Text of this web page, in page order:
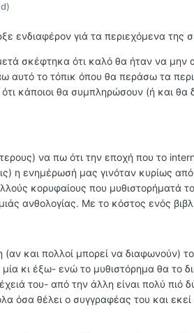
ενδιαφέρον γιά τα περιεχόμενα της
σκέφτηκα ότι καλό θα ήταν να μην
αυτό το τόπικ όπου θα περάσω τα
κάποιοι θα συμπληρώσουν (ή και θα
να πω ότι την εποχή που το
η ενημέρωσή μας γινόταν κυρίως
κορυφαίους που μυθιστορήματά
ανθολογίας. Με το κόστος ενός
και πολλοί μπορεί να διαφωνούν)
μία κι έξω- ενώ το μυθιστόρημα θα το
του- από την άλλη είναι πολύ πιό
όσα θέλει ο συγγραφέας του και εκεί